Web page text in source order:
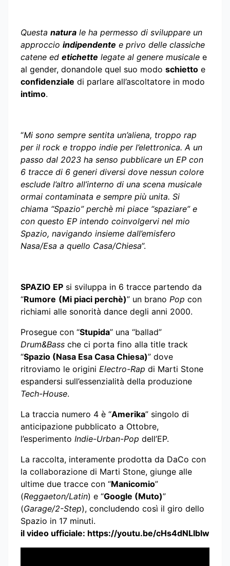
Questa natura le ha permesso di sviluppare un
approccio indipendente e privo delle classiche
catene ed etichette legate al genere musicale e
al gender, donandole quel suo modo schietto e
confidenziale di parlare all’ascoltatore in modo
intimo.
“Mi sono sempre sentita un’aliena, troppo rap
per il rock e troppo indie per l’elettronica. A un
passo dal 2023 ha senso pubblicare un EP con
6 tracce di 6 generi diversi dove nessun colore
esclude l’altro all’interno di una scena musicale
ormai contaminata e sempre più unita. Si
chiama “Spazio” perchè mi piace “spaziare” e
con questo EP intendo coinvolgervi nel mio
Spazio, navigando insieme dall’emisfero
Nasa/Esa a quello Casa/Chiesa”.
SPAZIO EP si sviluppa in 6 tracce partendo da
“Rumore (Mi piaci perchè)” un brano Pop con
richiami alle sonorità dance degli anni 2000.
Prosegue con “Stupida” una “ballad”
Drum&Bass che ci porta fino alla title track
“Spazio (Nasa Esa Casa Chiesa)” dove
ritroviamo le origini Electro-Rap di Marti Stone
espandersi sull’essenzialità della produzione
Tech-House.
La traccia numero 4 è “Amerika” singolo di
anticipazione pubblicato a Ottobre,
l’esperimento Indie-Urban-Pop dell’EP.
La raccolta, interamente prodotta da DaCo con
la collaborazione di Marti Stone, giunge alle
ultime due tracce con “Manicomio”
(Reggaeton/Latin) e “Google (Muto)”
(Garage/2-Step), concludendo così il giro dello
Spazio in 17 minuti.
il video ufficiale: https://youtu.be/cHs4dNLIbIw